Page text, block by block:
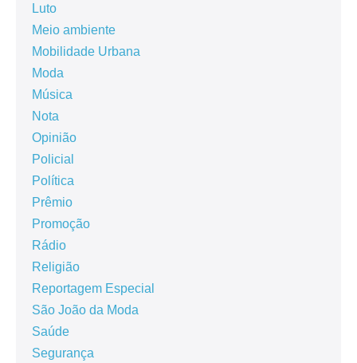
Luto
Meio ambiente
Mobilidade Urbana
Moda
Música
Nota
Opinião
Policial
Política
Prêmio
Promoção
Rádio
Religião
Reportagem Especial
São João da Moda
Saúde
Segurança